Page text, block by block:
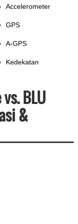
Accelerometer
GPS
A-GPS
Kedekatan
BLU
&